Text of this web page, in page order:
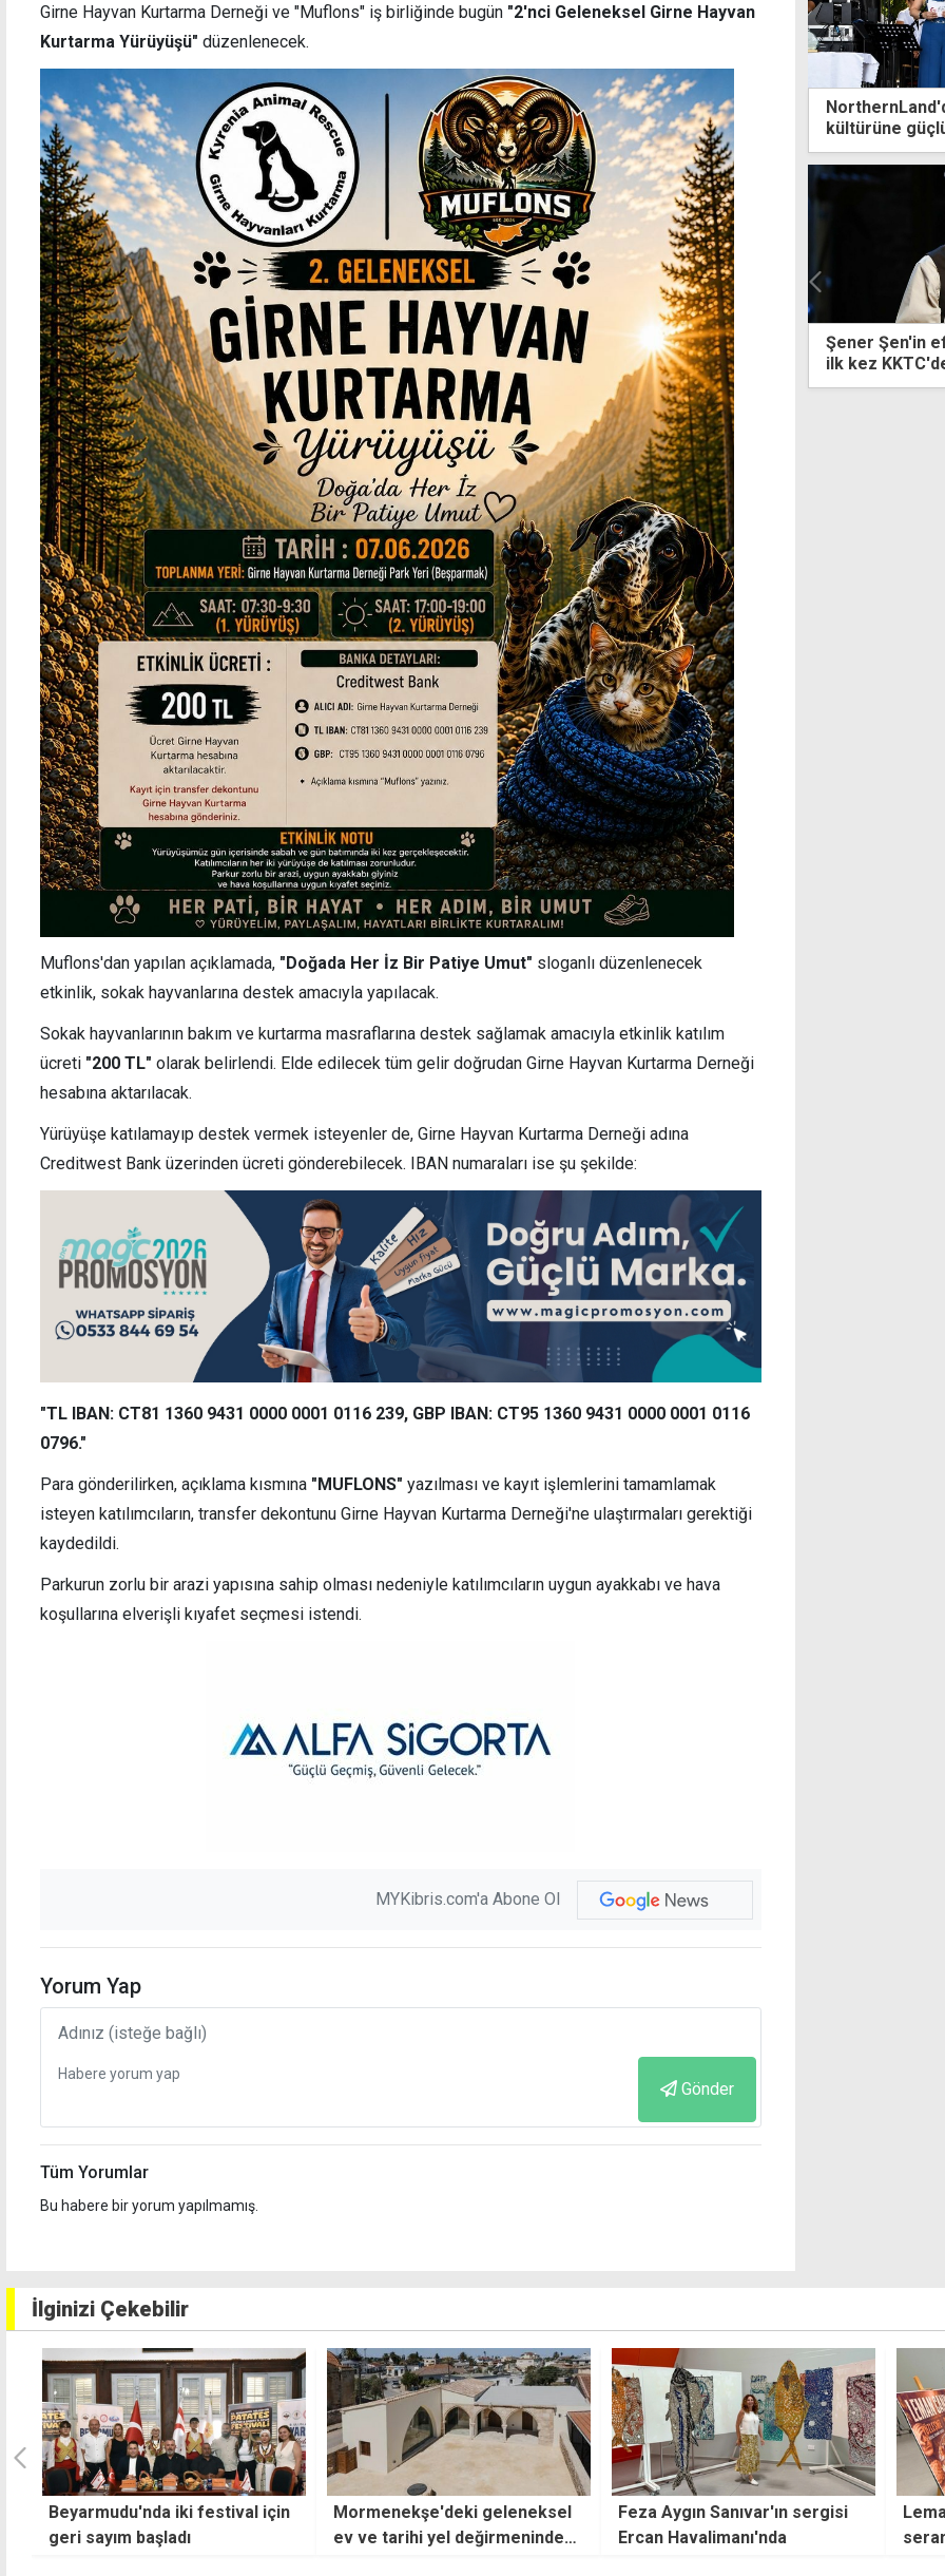
Girne Hayvan Kurtarma Derneği ve "Muflons" iş birliğinde bugün "2'nci Geleneksel Girne Hayvan
Kurtarma Yürüyüşü" düzenlenecek.
Muflons'dan yapılan açıklamada, "Doğada Her İz Bir Patiye Umut" sloganlı düzenlenecek
etkinlik, sokak hayvanlarına destek amacıyla yapılacak.
Sokak hayvanlarının bakım ve kurtarma masraflarına destek sağlamak amacıyla etkinlik katılım
ücreti "200 TL" olarak belirlendi. Elde edilecek tüm gelir doğrudan Girne Hayvan Kurtarma Derneği
hesabına aktarılacak.
Yürüyüşe katılamayıp destek vermek isteyenler de, Girne Hayvan Kurtarma Derneği adına
Creditwest Bank üzerinden ücreti gönderebilecek. IBAN numaraları ise şu şekilde:
"TL IBAN: CT81 1360 9431 0000 0001 0116 239, GBP IBAN: CT95 1360 9431 0000 0001 0116
0796."
Para gönderilirken, açıklama kısmına "MUFLONS" yazılması ve kayıt işlemlerini tamamlamak
isteyen katılımcıların, transfer dekontunu Girne Hayvan Kurtarma Derneği'ne ulaştırmaları gerektiği
kaydedildi.
Parkurun zorlu bir arazi yapısına sahip olması nedeniyle katılımcıların uygun ayakkabı ve hava
koşullarına elverişli kıyafet seçmesi istendi.
MYKibris.com'a Abone Ol
Yorum Yap
Gönder
Tüm Yorumlar
Bu habere bir yorum yapılmamış.
kültürüne
"Çocuklarımızın ve gençlerimizin
başarılarından gurur duyuyoruz"
Şener Şen'in efsane oyunu "Zengin Mutfağı"
ilk kez KKTC'de sahnelenecek
KTTB,
zedeleyen"
İlginizi Çekebilir
Mormenekşe'deki geleneksel
ev ve tarihi yel değirmenindeki
Feza Aygın Sanıvar'ın sergisi
Ercan Havalimanı'nda
Leman Cankat'ın "Yüzleşme"
seramik sergisi Ercan'da